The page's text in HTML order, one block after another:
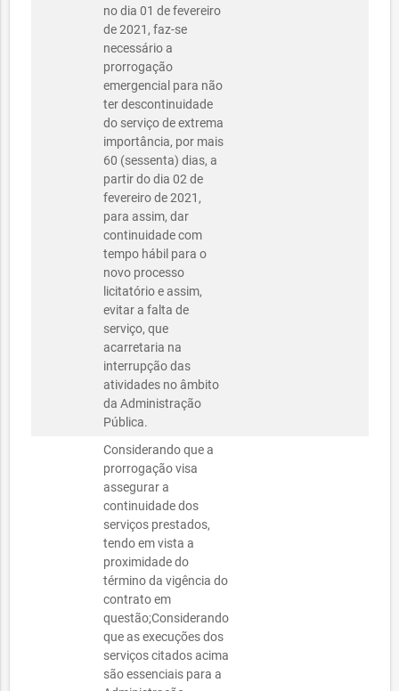
no dia 01 de fevereiro
de 2021, faz-se
necessário a
prorrogação
emergencial para não
ter descontinuidade
do serviço de extrema
importância, por mais
60 (sessenta) dias, a
partir do dia 02 de
fevereiro de 2021,
para assim, dar
continuidade com
tempo hábil para o
novo processo
licitatório e assim,
evitar a falta de
serviço, que
acarretaria na
interrupção das
atividades no âmbito
da Administração
Pública.
Considerando que a
prorrogação visa
assegurar a
continuidade dos
serviços prestados,
tendo em vista a
proximidade do
término da vigência do
contrato em
questão;Considerando
que as execuções dos
serviços citados acima
são essenciais para a